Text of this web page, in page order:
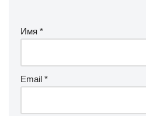
Имя *
Email *